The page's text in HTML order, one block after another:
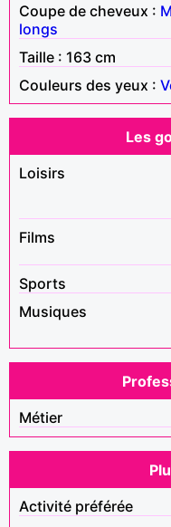
Coupe de cheveux :
longs
Taille : 163 cm
Couleurs des yeux :
Les
Loisirs
Films
Sports
Musiques
Métier
Activité préférée